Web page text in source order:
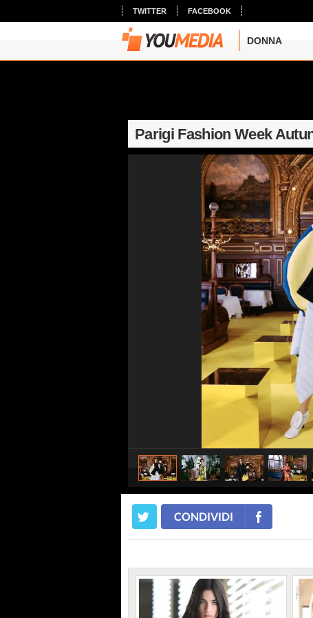
TWITTER FACEBOOK
DONNA
Parigi Fashion Week
CONDIVIDI